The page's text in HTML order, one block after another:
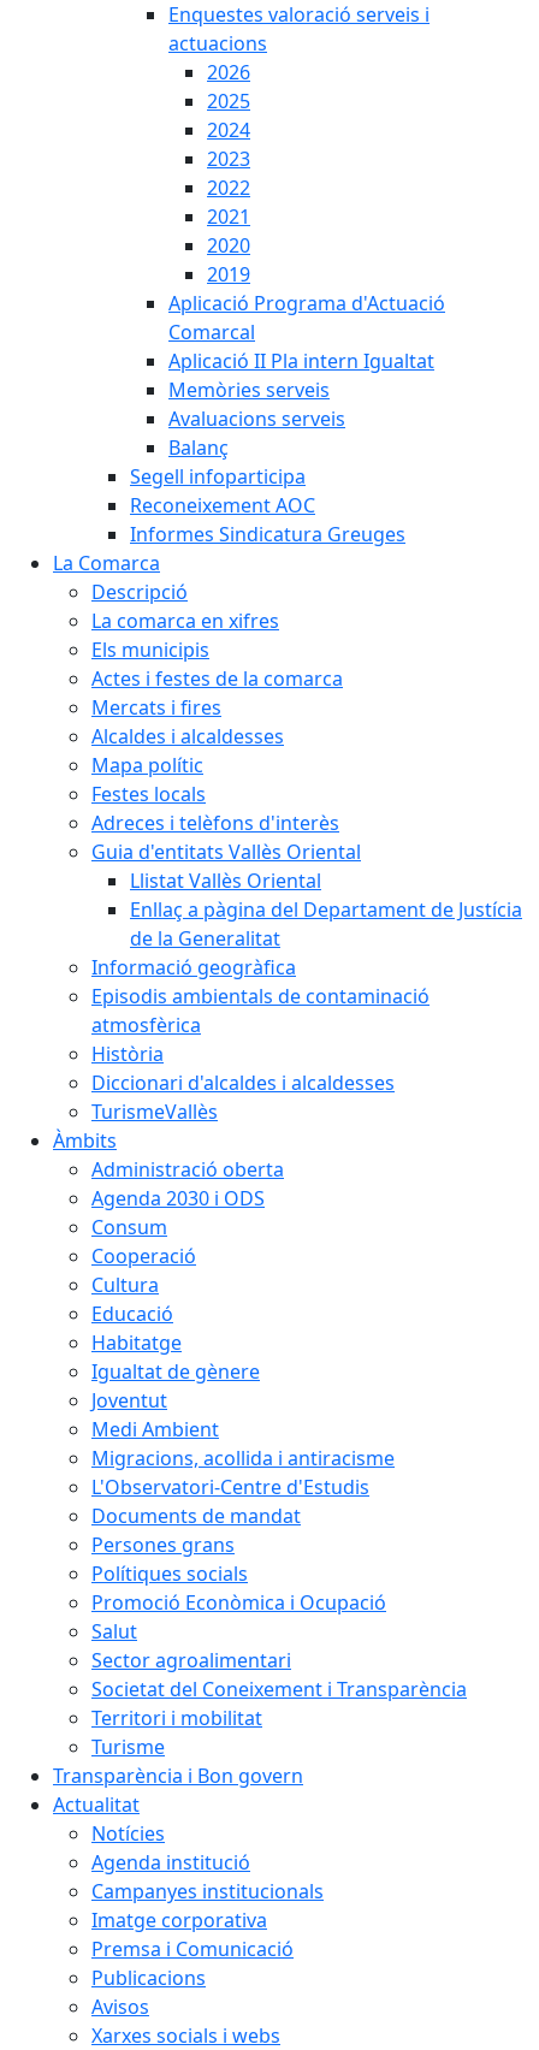
Enquestes valoració serveis i
actuacions
2026
2025
2024
2023
2022
2021
2020
2019
Aplicació Programa d'Actuació
Comarcal
Aplicació II Pla intern Igualtat
Memòries serveis
Avaluacions serveis
Balanç
Segell infoparticipa
Reconeixement AOC
Informes Sindicatura Greuges
La Comarca
Descripció
La comarca en xifres
Els municipis
Actes i festes de la comarca
Mercats i fires
Alcaldes i alcaldesses
Mapa polític
Festes locals
Adreces i telèfons d'interès
Guia d'entitats Vallès Oriental
Llistat Vallès Oriental
Enllaç a pàgina del Departament de Justícia
de la Generalitat
Informació geogràfica
Episodis ambientals de contaminació
atmosfèrica
Història
Diccionari d'alcaldes i alcaldesses
TurismeVallès
Àmbits
Administració oberta
Agenda 2030 i ODS
Consum
Cooperació
Cultura
Educació
Habitatge
Igualtat de gènere
Joventut
Medi Ambient
Migracions, acollida i antiracisme
L'Observatori-Centre d'Estudis
Documents de mandat
Persones grans
Polítiques socials
Promoció Econòmica i Ocupació
Salut
Sector agroalimentari
Societat del Coneixement i Transparència
Territori i mobilitat
Turisme
Transparència i Bon govern
Actualitat
Notícies
Agenda institució
Campanyes institucionals
Imatge corporativa
Premsa i Comunicació
Publicacions
Avisos
Xarxes socials i webs